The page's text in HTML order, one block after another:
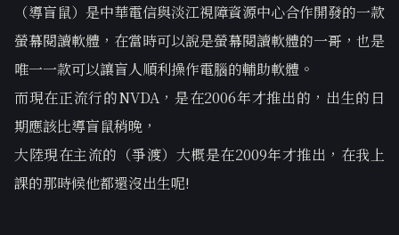
（導盲鼠）是中華電信與淡江視障資源中心合作開發的一款
螢幕閱讀軟體，在當時可以說是螢幕閱讀軟體的一哥，也是
唯一一款可以讓盲人順利操作電腦的輔助軟體。
而現在正流行的NVDA，是在2006年才推出的，出生的日
期應該比導盲鼠稍晚，
大陸現在主流的（爭渡）大概是在2009年才推出，在我上
課的那時候他都還沒出生呢!